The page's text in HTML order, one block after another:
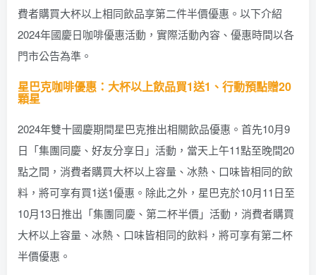
費者購買大杯以上相同飲品享第二件半價優惠。以下介紹
2024年國慶日咖啡優惠活動，實際活動內容、優惠時間以各
門市公告為準。
星巴克咖啡優惠：大杯以上飲品買1送1、行動預點贈20
顆星
2024年雙十國慶期間星巴克推出相關飲品優惠。首先10月9
日「集團同慶、好友分享日」活動，當天上午11點至晚間20
點之間，消費者購買大杯以上容量、冰熱、口味皆相同的飲
料，將可享有買1送1優惠。除此之外，星巴克於10月11日至
10月13日推出「集團同慶、第二杯半價」活動，消費者購買
大杯以上容量、冰熱、口味皆相同的飲料，將可享有第二杯
半價優惠。